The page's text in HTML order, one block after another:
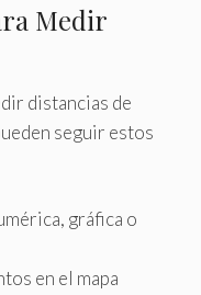
Medir
distancias de
seguir estos
gráfica o
en el mapa